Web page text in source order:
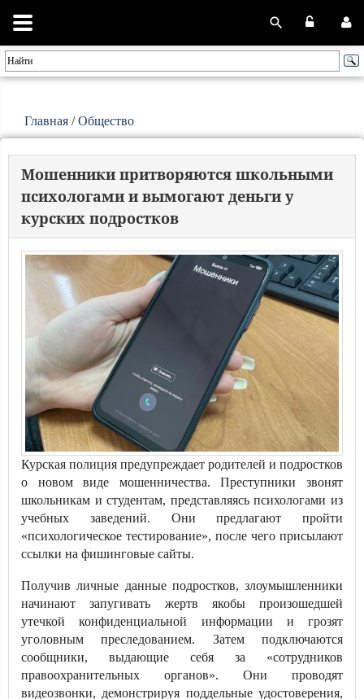
Главная /Общество
Мошенники притворяются школьными
психологами и вымогают деньги у
курских подростков
Курская полиция предупреждает родителей и подростков
о новом виде мошенничества. Преступники звонят
школьникам и студентам, представляясь психологами из
учебных заведений. Они предлагают пройти
«психологическое тестирование», после чего присылают
ссылки на фишинговые сайты.
Получив личные данные подростков, злоумышленники
начинают запугивать жертв якобы произошедшей
утечкой конфиденциальной информации и грозят
уголовным преследованием. Затем подключаются
сообщники, выдающие себя за «сотрудников
правоохранительных органов». Они проводят
видеозвонки, демонстрируя поддельные удостоверения,